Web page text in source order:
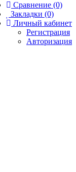
Сравнение (0)
Закладки (0)
Личный кабинет
Регистрация
Авторизация